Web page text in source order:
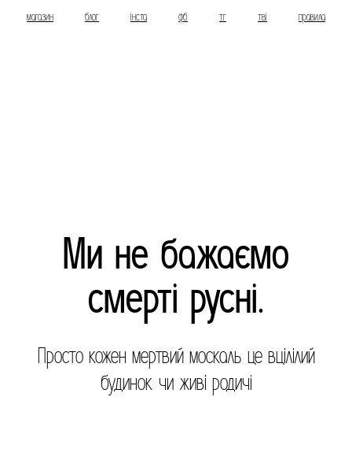
магазин блог інста фб тг тві правила
Ми не бажаємо
смерті русні.
Просто кожен мертвий москаль це вцілілий
будинок чи живі родичі